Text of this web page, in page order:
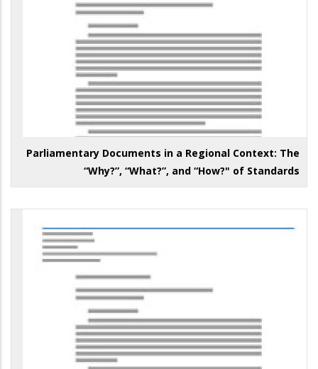
Parliamentary Documents in a Regional Context: The
“Why?”, “What?”, and “How?" of Standards